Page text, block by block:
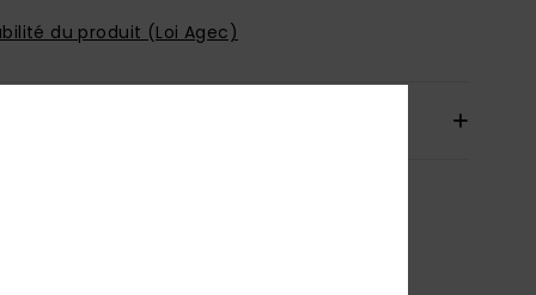
du produit (Loi Agec)